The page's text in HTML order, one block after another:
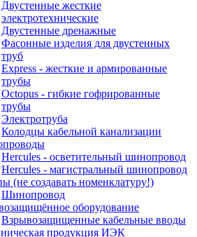
Двустенные жесткие
электротехнические
Двустенные дренажные
Фасонные изделия для двустенных
труб
Express - жесткие и армированные
трубы
Octopus - гибкие гофрированные
трубы
Электротруба
Колодцы кабельной канализации
Hercules - осветительный шинопровод
Hercules - магистральный шинопровод
(не создавать номенклатуру!)
Шинопровод
оборудование
Взрывозащищенные кабельные вводы
продукция ИЭК